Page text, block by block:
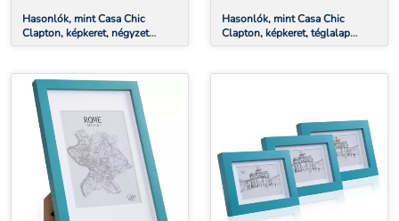
Hasonlók, mint Casa Chic
Clapton, képkeret, négyzet
alakú, fényképek 15 x 15 cm,
Hasonlók, mint Casa Chic
Clapton, képkeret, téglalap
alakú, fényképek 24,8 x 19,3 cm,